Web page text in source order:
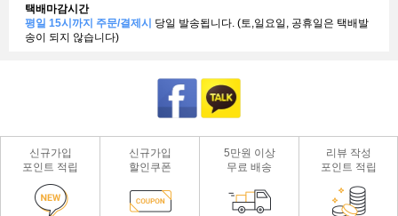
택배마감시간
평일 15시까지 주문/결제시 당일 발송됩니다. (토,일요일, 공휴일은 택배발
송이 되지 않습니다)
신규가입
포인트 적립
신규가입
할인쿠폰
5만원 이상
무료 배송
리뷰 작성
포인트 적립